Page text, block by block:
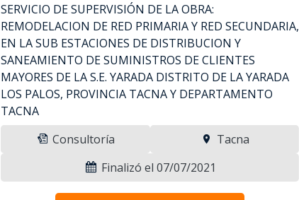
SERVICIO DE SUPERVISIÓN DE LA OBRA:
REMODELACION DE RED PRIMARIA Y RED SECUNDARIA,
EN LA SUB ESTACIONES DE DISTRIBUCION Y
SANEAMIENTO DE SUMINISTROS DE CLIENTES
MAYORES DE LA S.E. YARADA DISTRITO DE LA YARADA
LOS PALOS, PROVINCIA TACNA Y DEPARTAMENTO
TACNA
Consultoría
Tacna
Finalizó el 07/07/2021